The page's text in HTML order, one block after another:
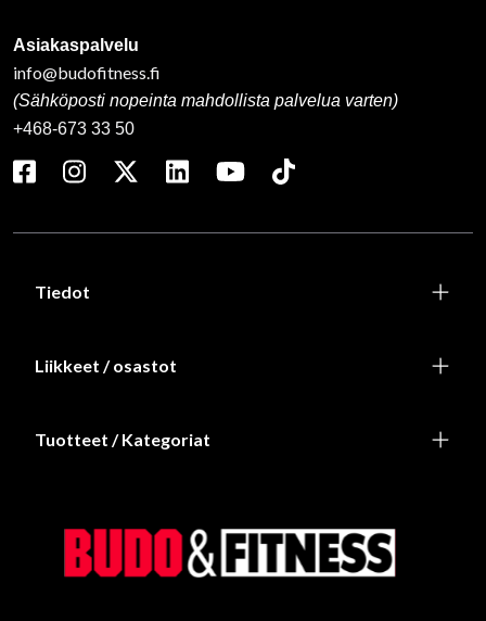
Asiakaspalvelu
info@budofitness.fi
(Sähköposti nopeinta mahdollista palvelua varten)
+468-673 33 50
Tiedot
Liikkeet / osastot
Tuotteet / Kategoriat